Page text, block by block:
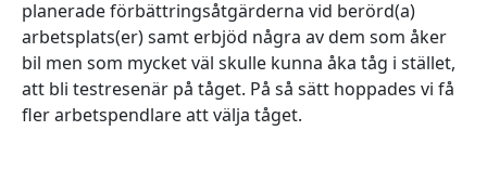
planerade förbättringsåtgärderna vid berörd(a)
arbetsplats(er) samt erbjöd några av dem som åker
bil men som mycket väl skulle kunna åka tåg i stället,
att bli testresenär på tåget. På så sätt hoppades vi få
fler arbetspendlare att välja tåget.